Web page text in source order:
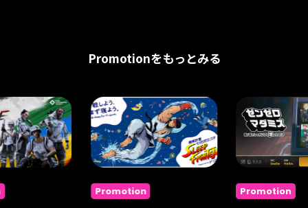
Promotionをもっとみる
Promotion Promotion